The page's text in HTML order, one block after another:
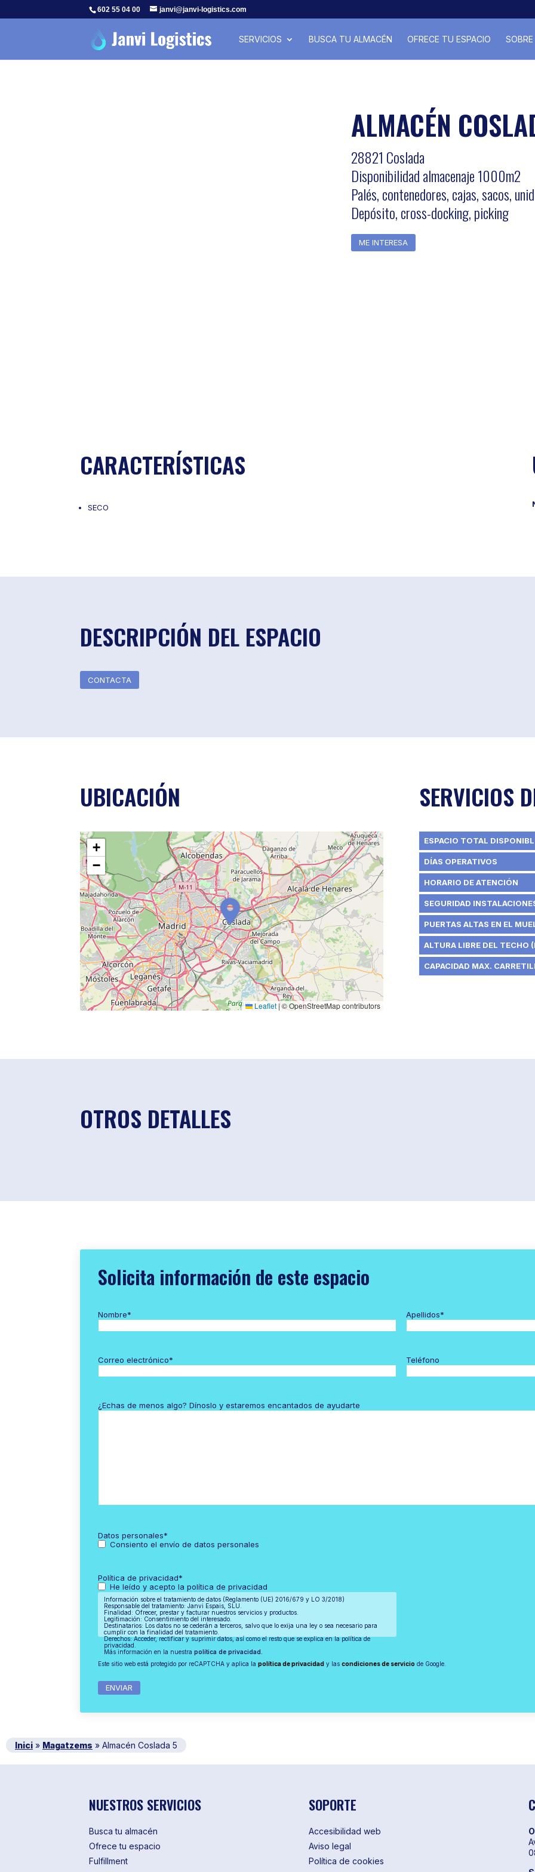
602 55 04 00 janvi@janvi-logistics.com
SERVICIOS BUSCA TU ALMACÉN OFRECE TU ESPACIO
ALMACÉN
28821 Coslada
Disponibilidad almacenaje 1000m2
Palés, contenedores, cajas, sacos,
Depósito, cross-docking, picking
ME INTERESA
CARACTERÍSTICAS
SECO
DESCRIPCIÓN DEL ESPACIO
CONTACTA
UBICACIÓN
+
−
Leaflet |© OpenStreetMap contributors
SERVICIOS
ESPACIO TOTAL
DÍAS OPERATIVOS
HORARIO DE ATENCIÓN
SEGURIDAD
PUERTAS ALTAS EN EL
ALTURA LIBRE DEL TECHO
CAPACIDAD MAX.
OTROS DETALLES
Solicita información de este espacio
Nombre* Apellidos*
Correo electrónico* Teléfono
¿Echas de menos algo? Dínoslo y estaremos encantados de ayudarte
Datos personales*
Consiento el envío de datos personales
Política de privacidad*
He leído y acepto la política de privacidad
Información sobre el tratamiento de datos (Reglamento (UE) 2016/679 y LO 3/2018)
Responsable del tratamiento: Janvi Espais, SLU.
Finalidad: Ofrecer, prestar y facturar nuestros servicios y productos.
Legitimación: Consentimiento del interesado.
Destinatarios: Los datos no se cederán a terceros, salvo que lo exija una ley o sea necesario para
cumplir con la finalidad del tratamiento.
Derechos: Acceder, rectificar y suprimir datos, así como el resto que se explica en la política de
privacidad.
Más información en la nuestrapolítica de privacidad.
Este sitio web está protegido por reCAPTCHA y aplica lapolítica de privacidad y lascondiciones de servicio de Google.
Inici » Magatzems » Almacén Coslada 5
NUESTROS SERVICIOS
Busca tu almacén
Ofrece tu espacio
Fulfillment
SOPORTE
Accesibilidad web
Aviso legal
Política de cookies